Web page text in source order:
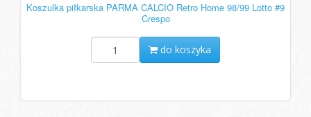
Koszulka piłkarska PARMA CALCIO Retro Home 98/99 Lotto #9
Crespo
do koszyka